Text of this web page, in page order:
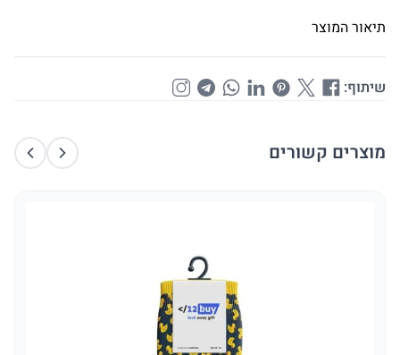
תיאור המוצר
שיתוף:
מוצרים קשורים